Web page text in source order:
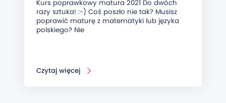
Kurs poprawkowy matura 2021 Do dwóch
razy sztuka! :-) Coś poszło nie tak? Musisz
poprawić maturę z matematyki lub języka
polskiego? Nie
Czytaj więcej